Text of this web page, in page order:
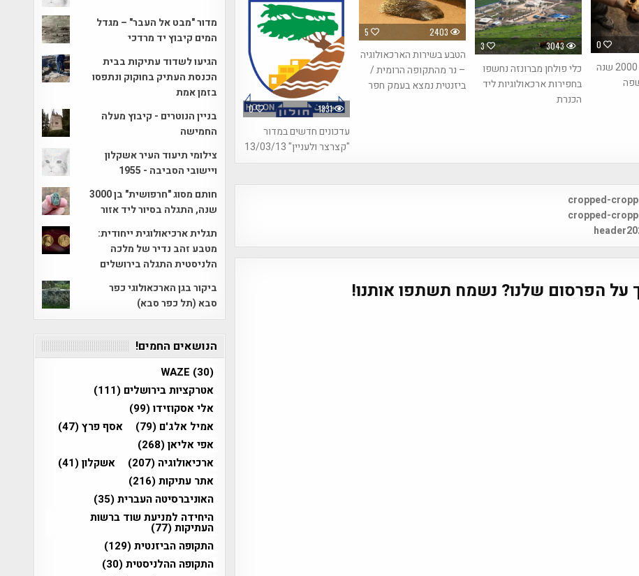
0 1831
עדכונים חדשים במדור
"קצרצר ולעניין" 13/03/13
5 2403
הטבע בשירות הארכאולוגיה
– נר מהתקופה הרומית /
ביזנטית נמצא בעמק חפר
3 3043
כלי פולחן מברונזה נחשפו
בחפירות ארכאולוגיות ליד
הכנרת
0
עדות נדירה בת 2000 שנה
cropped-
cropped-
על הפרסום שלנו? נשמח תשתפו אותנו!
מדור "מבט אל העבר" – מגדל
המים קיבוץ יד מרדכי
הגיעו לשדוד עתיקות בבית
הכנסת העתיק בחוקוק ונתפסו
בזמן אמת
בניין הנוטרים - קיבוץ מעלה
החמישה
צילומי תיעוד העיר אשקלון
ויישובי הסביבה - 1955
חותם מסוג "חרפושית" בן 3000
שנה, התגלה בסיור ליד אזור
תגלית ארכיאולוגית ייחודית:
מטבע זהב נדיר של מלכה
הלניסטית התגלה בירושלים
ביקור בגן הארכאולוגי כפר
סבא (תל כפר סבא)
הנושאים החמים!
WAZE (30)
אטרקציות בירושלים (111)
אלי אסקוזידו(99)
אמיל אלג'ם (79) אסף פרץ(47)
אפי אליאן(268)
ארכיאולוגיה (207) אשקלון(41)
אתר עתיקות(216)
האוניברסיטה העברית(35)
היחידה למניעת שוד ברשות
העתיקות(77)
התקופה הביזנטית(129)
התקופה ההלניסטית(30)